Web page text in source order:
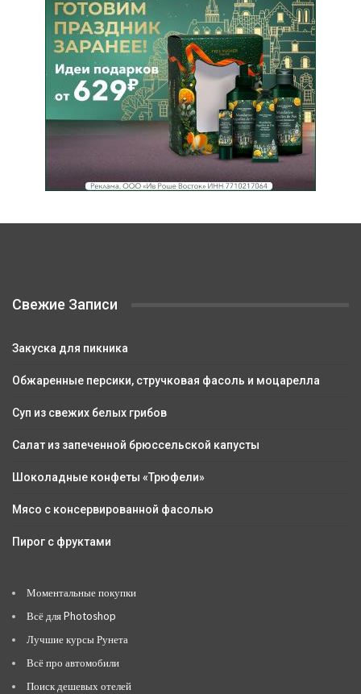
Свежие Записи
Закуска для пикника
Обжаренные персики, стручковая фасоль и моцарелла
Суп из свежих белых грибов
Салат из запеченной брюссельской капусты
Шоколадные конфеты «Трюфели»
Мясо с консервированной фасолью
Пирог с фруктами
Моментальные покупки
Всё для Photoshop
Лучшие курсы Рунета
Всё про автомобили
Поиск дешевых отелей